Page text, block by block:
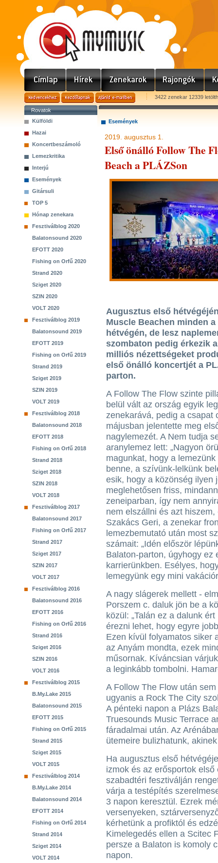
3422 zenekar 12339
Rovatok
Külföldi
Hazai
Koncertbeszámoló
Lemezkritika
Interjú
Események
Gitársuli
TOP 5
Hónap zenekara
Fesztiválblog 2020
Balatonsound 2020
EFOTT 2020
Fishing on Orfű 2020
Strand 2020
Sziget 2020
SZIN 2020
VOLT 2020
Fesztiválblog 2019
Balatonsound 2019
EFOTT 2019
Fishing on Orfű 2019
Strand 2019
Sziget 2019
SZIN 2019
VOLT 2019
Fesztiválblog 2018
Balatonsound 2018
EFOTT 2018
Fishing on Orfű 2018
Strand 2018
Sziget 2018
SZIN 2018
VOLT 2018
Fesztiválblog 2017
Balatonsound 2017
Fishing on Orfű 2017
Strand 2017
Sziget 2017
SZIN 2017
VOLT 2017
Fesztiválblog 2016
Balatonsound 2016
EFOTT 2016
Fishing on Orfű 2016
Strand 2016
Sziget 2016
SZIN 2016
VOLT 2016
Fesztiválblog 2015
B.My.Lake 2015
Balatonsound 2015
EFOTT 2015
Fishing on Orfű 2015
Strand 2015
Sziget 2015
VOLT 2015
Fesztiválblog 2014
B.My.Lake 2014
Balatonsound 2014
EFOTT 2014
Fishing on Orfű 2014
Strand 2014
Sziget 2014
VOLT 2014
Események
2019. augusztus 1.
Első önálló Follow The
Beach a PLÁZSon
Augusztus első
Muscle Beachen minden
hétvégén, de lesz
szombaton pedig érkezik
milliós nézettségeket
első önálló koncertjét a
parton.
A Follow The Flow szinte
belül vált az ország egyik
zenekarává, pedig a csapat
májusban jelentette meg
nagylemezét. A Nem tudja
aranylemez lett: „Nagyon
magunkat, hogy a
benne, a szívünk-lelkünk
esik, hogy a közönség ilyen
meglehetősen friss,
zeneiparban, így nem
nem elszállni és azt
Szakács Geri, a zenekar
lemezbemutató után most
számait: „Idén először
Balaton-parton, úgyhogy ez
karrierünkben. Esélyes,
lemegyünk egy mini
A nagy slágerek mellett -
Porszem c. daluk jön be a
közül: „Talán ez a dalunk
érezni lehet, hogy egyre
Ezen kívül folyamatos siker
az Anyám mondta, ezek
műsornak. Kíváncsian
a leginkább tombolni.
A Follow The Flow után
ugyanis a Rock The City
A pénteki napon a Plázs
Truesounds Music Terrace
fáradalmai után. Az
ütemeire bulizhatunk,
Ha augusztus első
izmok és az erősportok
szabadtéri fesztiválján
várja a testépítés
3 napon keresztül. Ezrek
versenyeken,
kérhetünk a profiktól és
Kimelegedés ellen a Scitec
persze a Balaton is komoly
napon.